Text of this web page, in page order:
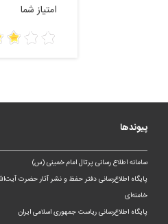
امتیاز شما
پیوندها
سامانه اطلاع رسانی پرتال امام خمینی (س)
پایگاه اطلاع‌رسانی دفتر حفظ و نشر آثار حضرت
خامنه‌ای
پایگاه اطلاع‌رسانی ریاست‌ جمهوری اسلامی ایران